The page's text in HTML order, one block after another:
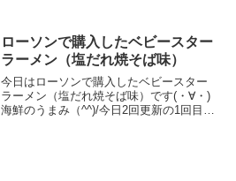
ローソンで購入したベビースター
ラーメン（塩だれ焼そば味）
今日はローソンで購入したベビースター
ラーメン（塩だれ焼そば味）です(・∀・)
海鮮のうまみ（^^)/今日2回更新の1回目シ